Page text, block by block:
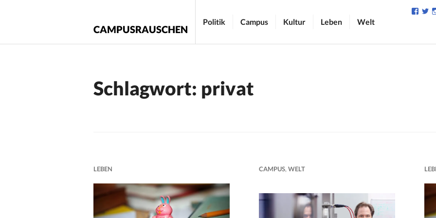
CAMPUSRAUSCHEN
Politik Campus Kultur Leben Welt
Profil
Schlagwort: privat
LEBEN CAMPUS, WELT